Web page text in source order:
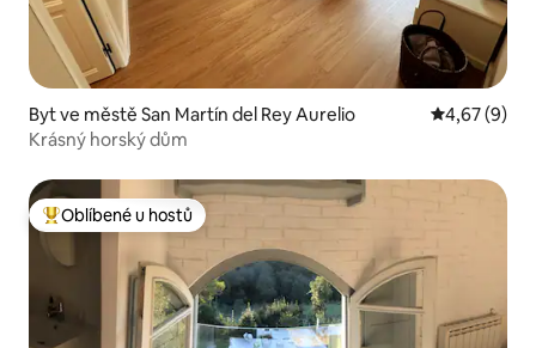
Byt ve městě San Martín del Rey Aurelio Průměrné
4,67 (9)
Krásný horský dům
Nejlepší v kategorii Oblíbené u hostů
Oblíbené u hostů